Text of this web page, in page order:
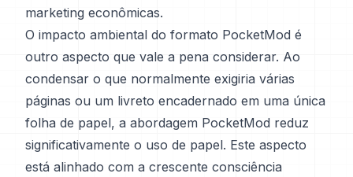
marketing econômicas.
O impacto ambiental do formato PocketMod é
outro aspecto que vale a pena considerar. Ao
condensar o que normalmente exigiria várias
páginas ou um livreto encadernado em uma única
folha de papel, a abordagem PocketMod reduz
significativamente o uso de papel. Este aspecto
está alinhado com a crescente consciência